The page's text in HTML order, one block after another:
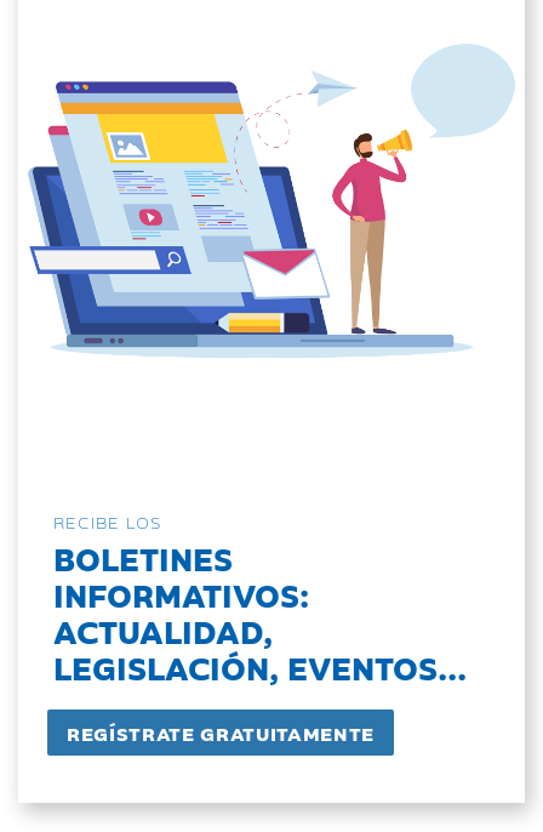
RECIBE LOS
BOLETINES
INFORMATIVOS:
ACTUALIDAD,
LEGISLACIÓN, EVENTOS...